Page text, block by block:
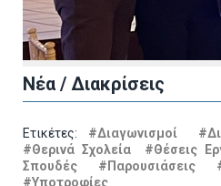
Νέα / Διακρίσεις
Ετικέτες: #Διαγωνισμοί
#Θερινά Σχολεία
#Θέσεις
Σπουδές
#Παρουσιάσεις
#Υποτροφίες